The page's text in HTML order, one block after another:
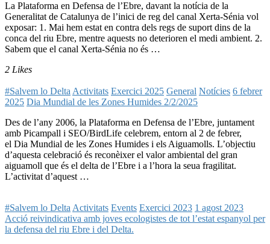
La Plataforma en Defensa de l’Ebre, davant la notícia de la
Generalitat de Catalunya de l’inici de reg del canal Xerta-Sénia vol
exposar: 1. Mai hem estat en contra dels regs de suport dins de la
conca del riu Ebre, mentre aquests no deterioren el medi ambient. 2.
Sabem que el canal Xerta-Sénia no és …
2 Likes
#Salvem lo DeltaActivitats Exercici 2025 General Notícies 6 febrer
2025 Dia Mundial de les Zones Humides 2/2/2025
Des de l’any 2006, la Plataforma en Defensa de l’Ebre, juntament
amb Picampall i SEO/BirdLife celebrem, entorn al 2 de febrer,
el Dia Mundial de les Zones Humides i els Aiguamolls. L’objectiu
d’aquesta celebració és reconèixer el valor ambiental del gran
aiguamoll que és el delta de l’Ebre i a l’hora la seua fragilitat.
L’activitat d’aquest …
#Salvem lo DeltaActivitats Events Exercici 2023 1 agost 2023
Acció reivindicativa amb joves ecologistes de tot l’estat espanyol per
la defensa del riu Ebre i del Delta.